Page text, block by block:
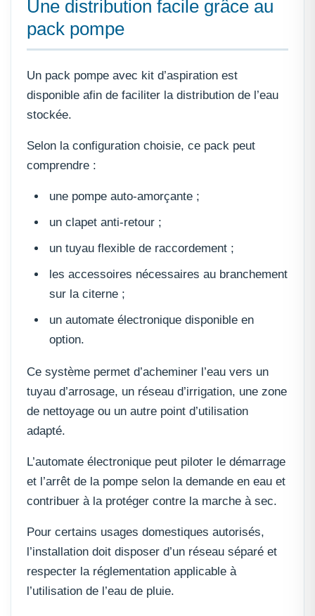
Une distribution facile grâce au
pack pompe
Un pack pompe avec kit d’aspiration est
disponible afin de faciliter la distribution de l’eau
stockée.
Selon la configuration choisie, ce pack peut
comprendre :
une pompe auto-amorçante ;
un clapet anti-retour ;
un tuyau flexible de raccordement ;
les accessoires nécessaires au branchement
sur la citerne ;
un automate électronique disponible en
option.
Ce système permet d’acheminer l’eau vers un
tuyau d’arrosage, un réseau d’irrigation, une zone
de nettoyage ou un autre point d’utilisation
adapté.
L’automate électronique peut piloter le démarrage
et l’arrêt de la pompe selon la demande en eau et
contribuer à la protéger contre la marche à sec.
Pour certains usages domestiques autorisés,
l’installation doit disposer d’un réseau séparé et
respecter la réglementation applicable à
l’utilisation de l’eau de pluie.